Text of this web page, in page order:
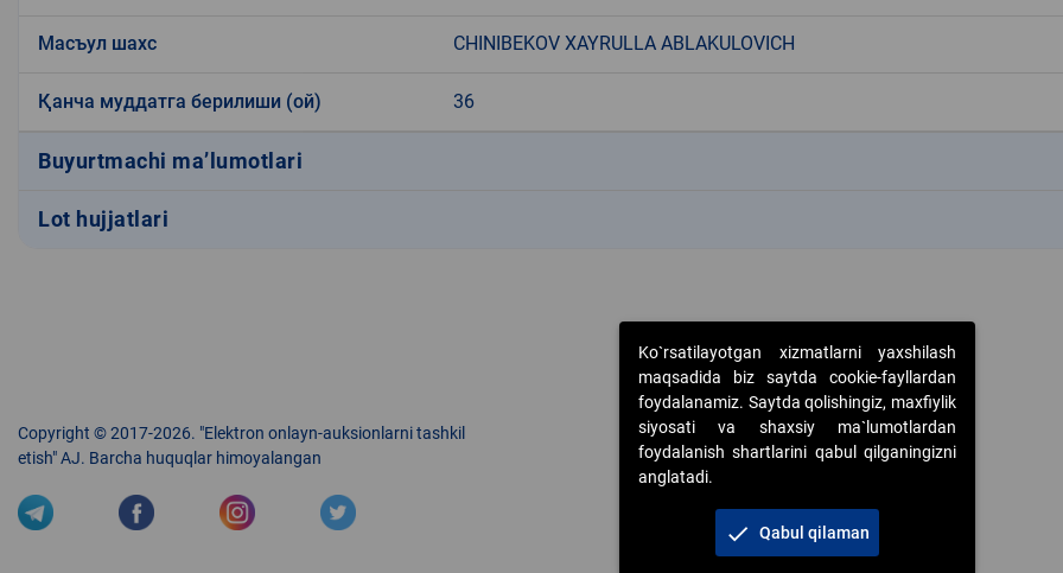
Масъул шахс CHINIBEKOV XAYRULLA ABLAKULOVICH
Қанча муддатга берилиши (ой) 36
Buyurtmachi ma’lumotlari
Lot hujjatlari
Copyright © 2017-2026. "Elektron onlayn-auksionlarni tashkil
etish" AJ. Barcha huquqlar himoyalangan
Ko`rsatilayotgan xizmatlarni yaxshilash
maqsadida biz saytda cookie-fayllardan
foydalanamiz. Saytda qolishingiz, maxfiylik
siyosati va shaxsiy ma`lumotlardan
foydalanish shartlarini qabul qilganingizni
anglatadi.
check Qabul qilaman